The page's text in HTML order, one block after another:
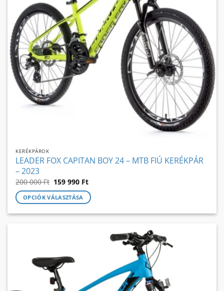
KERÉKPÁROK
LEADER FOX CAPITAN BOY 24 – MTB FIÚ KERÉKPÁR
– 2023
200 000Ft Original
price
was:
200
000 Ft.
159 990 FtCurrent
price
is:
159
OPCIÓK VÁLASZTÁSA